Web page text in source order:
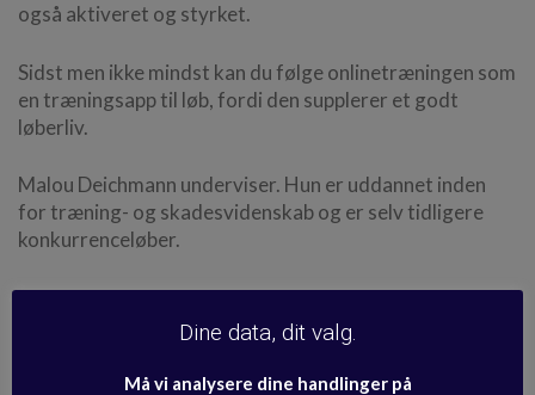
også aktiveret og styrket.
Sidst men ikke mindst kan du følge onlinetræningen som
en træningsapp til løb, fordi den supplerer et godt
løberliv.
Malou Deichmann underviser. Hun er uddannet inden
for træning- og skadesvidenskab og er selv tidligere
konkurrenceløber.
Se medicinsk kildemateriale og
Dine data, dit valg.
Må vi analysere dine handlinger på